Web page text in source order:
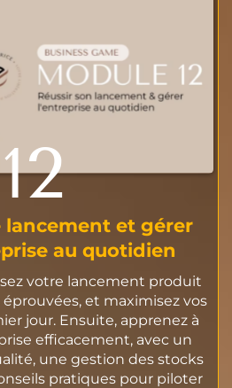
12
lancement et gérer
au quotidien
votre lancement produit
et maximisez vos
jour. Ensuite, apprenez à
efficacement, avec un
une gestion des stocks
pratiques pour piloter